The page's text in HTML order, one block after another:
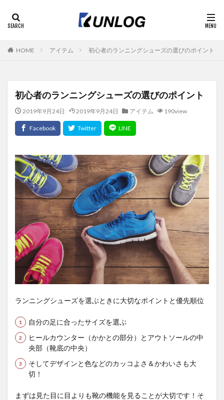
HOME アイテム 初心者のランニングシューズの選びのポイント
初心者のランニングシューズの選びのポイント
2019年9月24日 2019年9月24日 アイテム 190view
ランニングシューズを選ぶときに大切なポイントと優先順位
自分の足に合ったサイズを選ぶ
ヒールカウンター（かかとの部分）とアウトソールの中
央部（靴底の中央）
そしてデザインと色などのカッコよさ＆かわいさも大
切！
まずは見た目に目よりも靴の機能を見ることが大切です！そ